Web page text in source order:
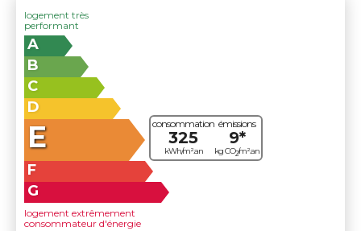
consommation
325
kWh/m².an
émissions
9*
kg CO2/m².an
logement très
performant
A
B
C
D
E
F
G
logement extrêmement
consommateur d'énergie